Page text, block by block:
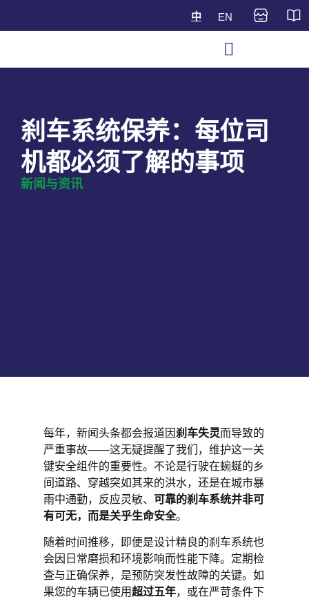
中 EN
刹车系统保养：每位司
机都必须了解的事项
新闻与资讯
每年，新闻头条都会报道因刹车失灵而导致的
严重事故——这无疑提醒了我们，维护这一关
键安全组件的重要性。不论是行驶在蜿蜒的乡
间道路、穿越突如其来的洪水，还是在城市暴
雨中通勤，反应灵敏、 可靠的刹车系统并非可
有可无，而是关乎生命安全。
随着时间推移，即便是设计精良的刹车系统也
会因日常磨损和环境影响而性能下降。定期检
查与正确保养，是预防突发性故障的关键。如
果您的车辆已使用超过五年，或在严苛条件下